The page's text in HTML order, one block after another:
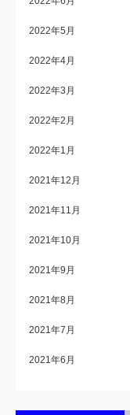
2022年5月
2022年4月
2022年3月
2022年2月
2022年1月
2021年12月
2021年11月
2021年10月
2021年9月
2021年8月
2021年7月
2021年6月